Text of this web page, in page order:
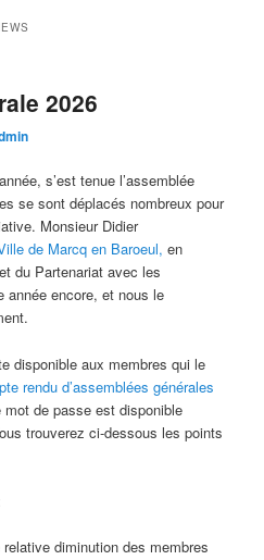
2026
s’est tenue l’assemblée
se sont déplacés nombreux pour
Monsieur Didier
de Marcq en Baroeul, en
du Partenariat avec les
année encore, et nous le
disponible aux membres qui le
rendu d’assemblées générales
mot de passe est disponible
trouverez ci-dessous les points
diminution des membres